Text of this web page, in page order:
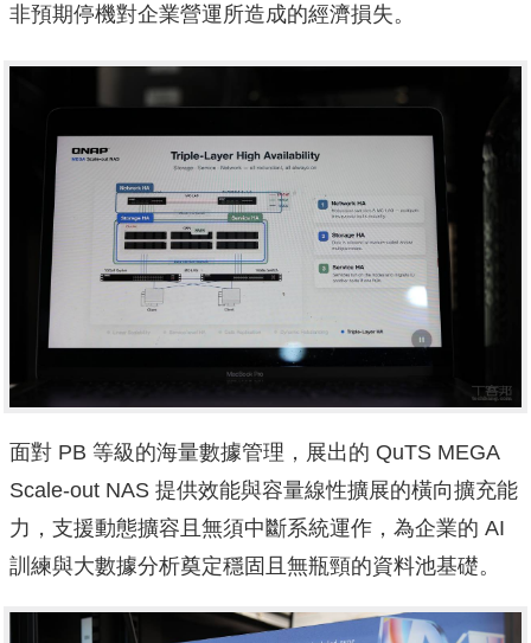
非預期停機對企業營運所造成的經濟損失。
面對 PB 等級的海量數據管理，展出的 QuTS MEGA
Scale-out NAS 提供效能與容量線性擴展的橫向擴充能
力，支援動態擴容且無須中斷系統運作，為企業的 AI
訓練與大數據分析奠定穩固且無瓶頸的資料池基礎。